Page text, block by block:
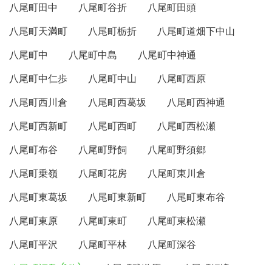
八尾町田中
八尾町谷折
八尾町田頭
八尾町天満町
八尾町栃折
八尾町道畑下中山
八尾町中
八尾町中島
八尾町中神通
八尾町中仁歩
八尾町中山
八尾町西原
八尾町西川倉
八尾町西葛坂
八尾町西神通
八尾町西新町
八尾町西町
八尾町西松瀬
八尾町布谷
八尾町野飼
八尾町野須郷
八尾町乗嶺
八尾町花房
八尾町東川倉
八尾町東葛坂
八尾町東新町
八尾町東布谷
八尾町東原
八尾町東町
八尾町東松瀬
八尾町平沢
八尾町平林
八尾町深谷